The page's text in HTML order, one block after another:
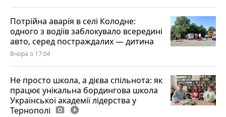
Потрійна аварія в селі Колодне:
одного з водіїв заблокувало всередині
авто, серед постраждалих — дитина
Вчора о 17:04
Не просто школа, а дієва спільнота: як
працює унікальна бордингова школа
Української академії лідерства у
Тернополі photo_camera play_circle_filled